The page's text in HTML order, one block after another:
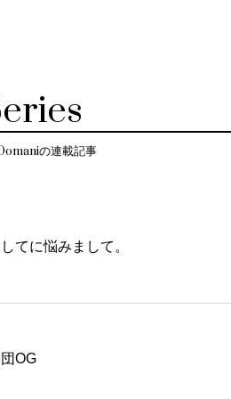
の連載記事
てに悩みまして。
OG